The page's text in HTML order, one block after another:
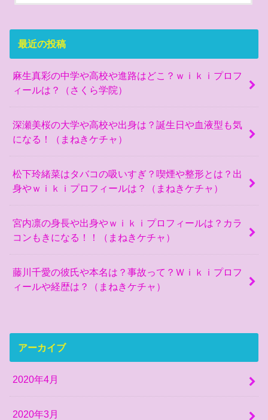
最近の投稿
麻生真彩の中学や高校や進路はどこ？ｗｉｋｉプロフ
ィールは？（さくら学院）
深瀬美桜の大学や高校や出身は？誕生日や血液型も気
になる！（まねきケチャ）
松下玲緒菜はタバコの吸いすぎ？喫煙や整形とは？出
身やｗｉｋｉプロフィールは？（まねきケチャ）
宮内凛の身長や出身やｗｉｋｉプロフィールは？カラ
コンもきになる！！（まねきケチャ）
藤川千愛の彼氏や本名は？事故って？Ｗｉｋｉプロフ
ィールや経歴は？（まねきケチャ）
アーカイブ
2020年4月
2020年3月